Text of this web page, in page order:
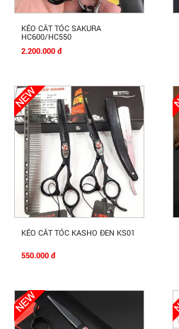
Mua Ngay
KÉO CẮT TÓC SAKURA
HC600/HC550
2.200.000 đ
Mua Ngay
KÉO CẮT TÓC KASHO ĐEN KS01
550.000 đ